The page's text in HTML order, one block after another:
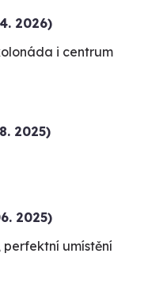
2026)
i centrum
2025)
2025)
umístění